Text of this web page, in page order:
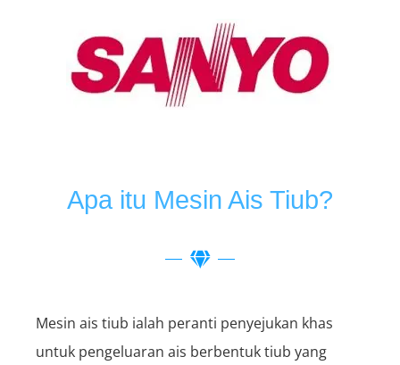
Apa itu Mesin Ais Tiub?
Mesin ais tiub ialah peranti penyejukan khas
untuk pengeluaran ais berbentuk tiub yang